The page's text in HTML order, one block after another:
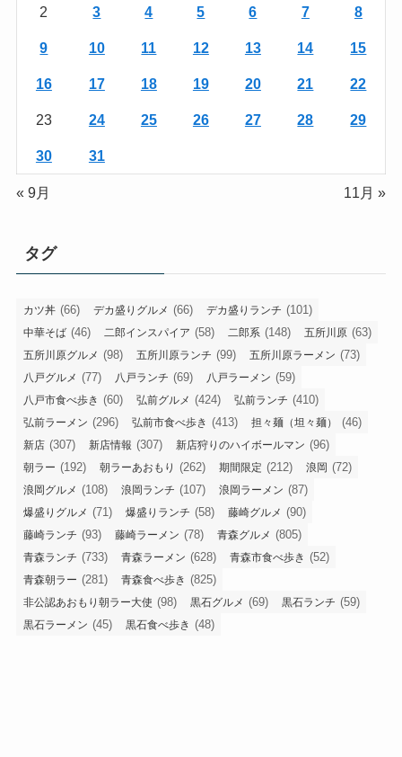
2 3 4 5 6 7 8
9 10 11 12 13 14 15
16 17 18 19 20 21 22
23 24 25 26 27 28 29
30 31
« 9月 11月 »
タグ
カツ丼 (66) デカ盛りグルメ (66) デカ盛りランチ (101)
中華そば (46) 二郎インスパイア (58) 二郎系 (148) 五所川原 (63)
五所川原グルメ (98) 五所川原ランチ (99) 五所川原ラーメン (73)
八戸グルメ (77) 八戸ランチ (69) 八戸ラーメン (59)
八戸市食べ歩き (60) 弘前グルメ (424) 弘前ランチ (410)
弘前ラーメン (296) 弘前市食べ歩き (413) 担々麺（坦々麺） (46)
新店 (307) 新店情報 (307) 新店狩りのハイボールマン (96)
朝ラー (192) 朝ラーあおもり (262) 期間限定 (212) 浪岡 (72)
浪岡グルメ (108) 浪岡ランチ (107) 浪岡ラーメン (87)
爆盛りグルメ (71) 爆盛りランチ (58) 藤崎グルメ (90)
藤崎ランチ (93) 藤崎ラーメン (78) 青森グルメ (805)
青森ランチ (733) 青森ラーメン (628) 青森市食べ歩き (52)
青森朝ラー (281) 青森食べ歩き (825)
非公認あおもり朝ラー大使 (98) 黒石グルメ (69) 黒石ランチ (59)
黒石ラーメン (45) 黒石食べ歩き (48)